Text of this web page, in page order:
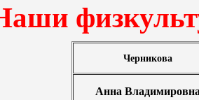
Черникова
Анна